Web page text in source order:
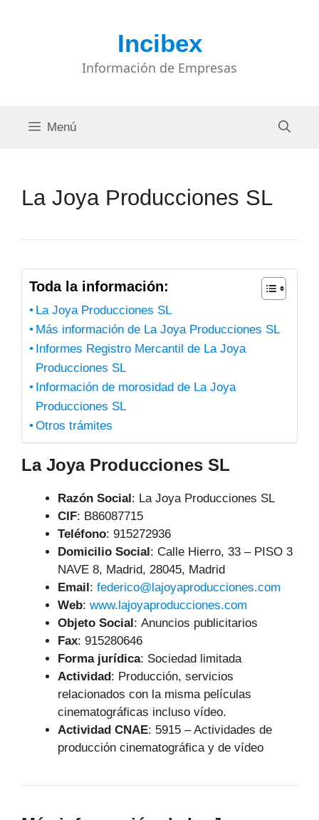
Incibex
Información de Empresas
Menú
La Joya Producciones SL
Toda la información:
La Joya Producciones SL
Más información de La Joya Producciones SL
Informes Registro Mercantil de La Joya
Producciones SL
Información de morosidad de La Joya
Producciones SL
Otros trámites
La Joya Producciones SL
Razón Social: La Joya Producciones SL
CIF: B86087715
Teléfono: 915272936
Domicilio Social: Calle Hierro, 33 – PISO 3
NAVE 8, Madrid, 28045, Madrid
Email: federico@lajoyaproducciones.com
Web: www.lajoyaproducciones.com
Objeto Social: Anuncios publicitarios
Fax: 915280646
Forma jurídica: Sociedad limitada
Actividad: Producción, servicios
relacionados con la misma películas
cinematográficas incluso vídeo.
Actividad CNAE: 5915 – Actividades de
producción cinematográfica y de vídeo